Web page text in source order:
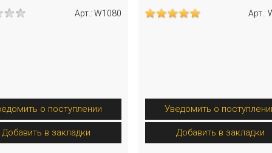
Арт.: W1080
о поступлении
Добавить в закладки
Арт.:
Уведомить о
Добавить в закладки